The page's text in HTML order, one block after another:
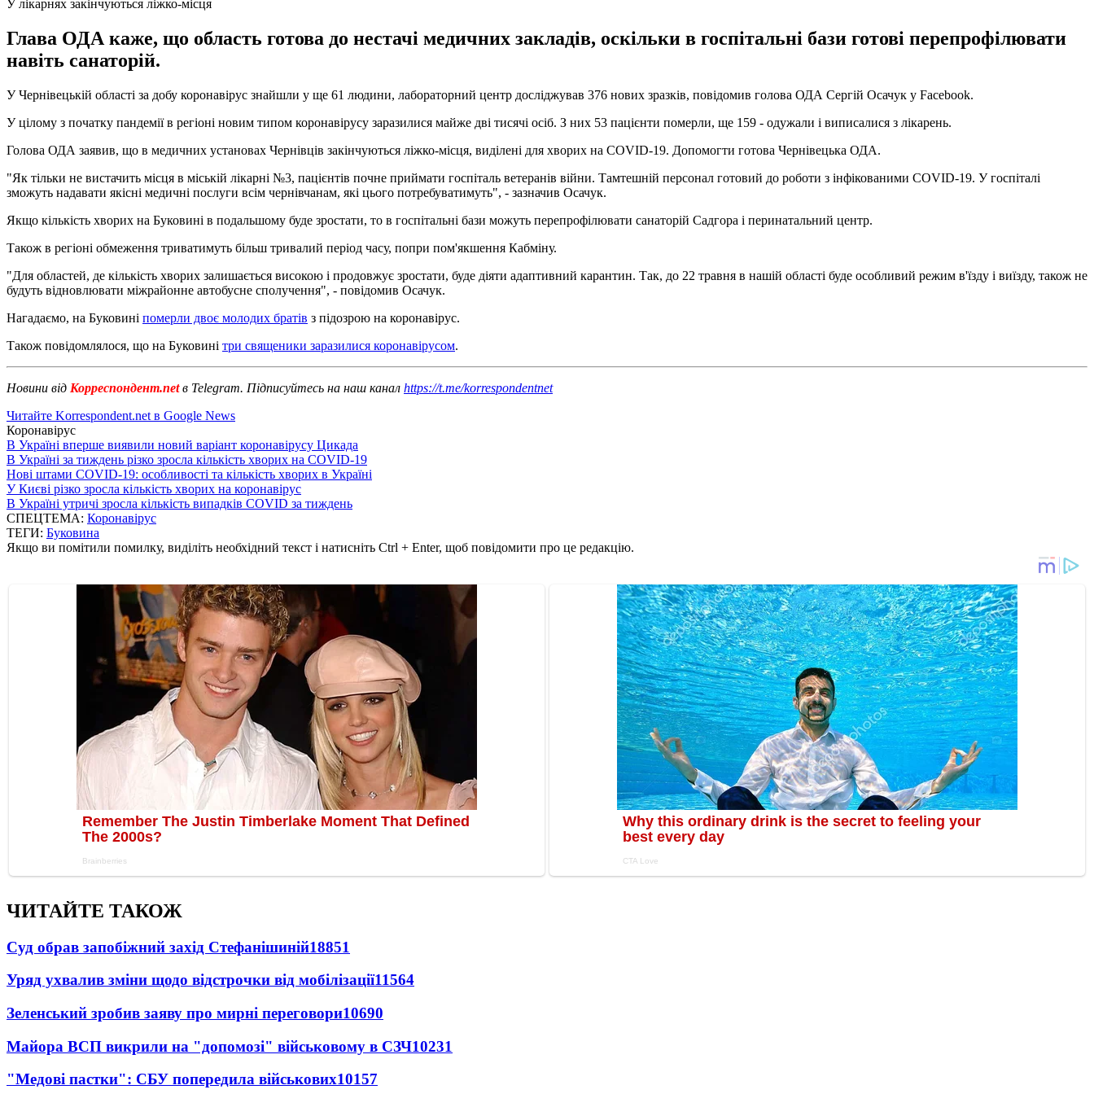
У лікарнях закінчуються ліжко-місця
Глава ОДА каже, що область готова до нестачі медичних закладів, оскільки в госпітальні бази готові перепрофілювати
навіть санаторій.
У Чернівецькій області за добу коронавірус знайшли у ще 61 людини, лабораторний центр досліджував 376 нових зразків, повідомив голова ОДА Сергій Осачук у Facebook.
У цілому з початку пандемії в регіоні новим типом коронавірусу заразилися майже дві тисячі осіб. З них 53 пацієнти померли, ще 159 - одужали і виписалися з лікарень.
Голова ОДА заявив, що в медичних установах Чернівців закінчуються ліжко-місця, виділені для хворих на COVID-19. Допомогти готова Чернівецька ОДА.
"Як тільки не вистачить місця в міській лікарні №3, пацієнтів почне приймати госпіталь ветеранів війни. Тамтешній персонал готовий до роботи з інфікованими COVID-19. У госпіталі
зможуть надавати якісні медичні послуги всім чернівчанам, які цього потребуватимуть", - зазначив Осачук.
Якщо кількість хворих на Буковині в подальшому буде зростати, то в госпітальні бази можуть перепрофілювати санаторій Садгора і перинатальний центр.
Також в регіоні обмеження триватимуть більш тривалий період часу, попри пом'якшення Кабміну.
"Для областей, де кількість хворих залишається високою і продовжує зростати, буде діяти адаптивний карантин. Так, до 22 травня в нашій області буде особливий режим в'їзду і виїзду, також не
будуть відновлювати міжрайонне автобусне сполучення", - повідомив Осачук.
Нагадаємо, на Буковині померли двоє молодих братів з підозрою на коронавірус.
Також повідомлялося, що на Буковині три священики заразилися коронавірусом.
Новини від Корреспондент.netв Telegram. Підписуйтесь на наш канал https://t.me/korrespondentnet
Читайте Korrespondent.net в Google News
Коронавірус
В Україні вперше виявили новий варіант коронавірусу Цикада
В Україні за тиждень різко зросла кількість хворих на COVID-19
Нові штами COVID-19: особливості та кількість хворих в Україні
У Києві різко зросла кількість хворих на коронавірус
В Україні утричі зросла кількість випадків COVID за тиждень
СПЕЦТЕМА: Коронавірус
ТЕГИ: Буковина
Якщо ви помітили помилку, виділіть необхідний текст і натисніть Ctrl + Enter, щоб повідомити про це редакцію.
ЧИТАЙТЕ ТАКОЖ
Суд обрав запобіжний захід Стефанішиній18851
Уряд ухвалив зміни щодо відстрочки від мобілізації11564
Зеленський зробив заяву про мирні переговори10690
Майора ВСП викрили на "допомозі" військовому в СЗЧ10231
"Медові пастки": СБУ попередила військових10157